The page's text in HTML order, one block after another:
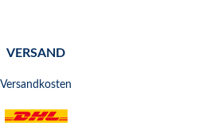
VERSAND
Versandkosten